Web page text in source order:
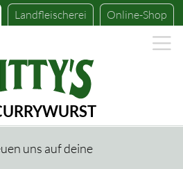
Landfleischerei Online-Shop
uns auf deine